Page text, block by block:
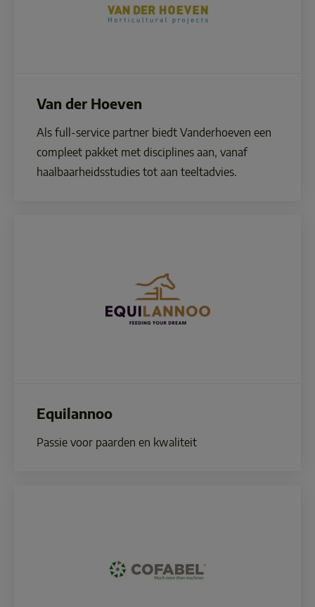
Van der Hoeven
Als full-service partner biedt Vanderhoeven een
compleet pakket met disciplines aan, vanaf
haalbaarheidsstudies tot aan teeltadvies.
Equilannoo